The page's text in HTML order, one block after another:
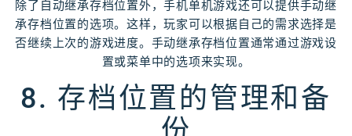
除了自动继承存档位置外，手机单机游戏还可以提供手动继
承存档位置的选项。这样，玩家可以根据自己的需求选择是
否继续上次的游戏进度。手动继承存档位置通常通过游戏设
置或菜单中的选项来实现。
8. 存档位置的管理和备